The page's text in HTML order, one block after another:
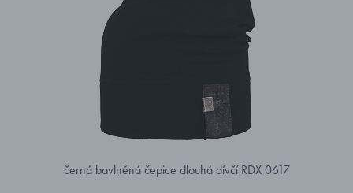
černá bavlněná čepice dlouhá dívčí RDX 0617